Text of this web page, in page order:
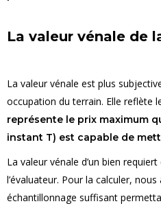
La valeur vénale de
La valeur vénale est plus
occupation du terrain. Elle reflète
représente le prix maximum
instant T) est capable de
La valeur vénale d’un bien requiert
l’évaluateur. Pour la calculer, nous
échantillonnage suffisant